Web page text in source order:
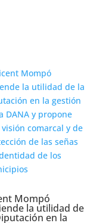
Mompó
la utilidad de
en la